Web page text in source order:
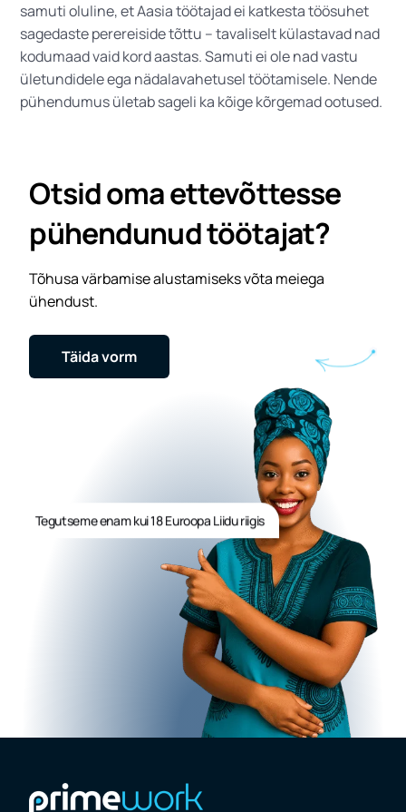
samuti oluline, et Aasia töötajad ei katkesta töösuhet
sagedaste perereiside tõttu – tavaliselt külastavad nad
kodumaad vaid kord aastas. Samuti ei ole nad vastu
ületundidele ega nädalavahetusel töötamisele. Nende
pühendumus ületab sageli ka kõige kõrgemad ootused.
Otsid oma ettevõttesse
pühendunud töötajat?
Tõhusa värbamise alustamiseks võta meiega
ühendust.
Täida vorm
Tegutseme enam kui 18 Euroopa Liidu riigis